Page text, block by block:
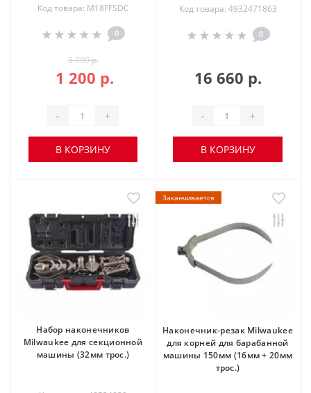
Код товара: M18FFSDC
0
3 790 р.
1 200 р.
- +
В КОРЗИНУ
Код товара: 4932471863
0
16 660 р.
- +
В КОРЗИНУ
Набор наконечников
Milwaukee для секционной
машины (32мм трос.)
Заканчивается
Наконечник-резак Milwaukee
для корней для барабанной
машины 150мм (16мм + 20мм
трос.)